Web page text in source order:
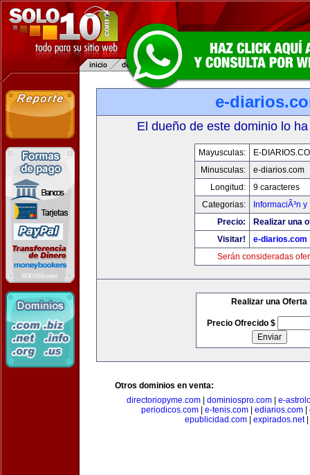
e-
El dueño de este dominio lo
Mayusculas:
E-
Minusculas:
e-diarios.com
Longitud:
9 caracteres
Categorias:
InformaciÃ³n
Precio:
Realizar una
Visitar!
e-diarios.com
Serán consideradas
Realizar una Oferta
Precio Ofrecido $
Otros dominios en venta:
directoriopyme.com| dominiospro.com| e-
periodicos.com| e-tenis.com| ediarios.com|
epublicidad.com
expirados.net|